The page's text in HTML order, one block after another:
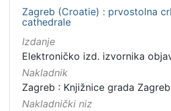
Zagreb (Croatie) : prvostolna
cathedrale
Izdanje
Elektroničko izd. izvornika
Nakladnik
Zagreb : Knjižnice grada
Nakladnički niz